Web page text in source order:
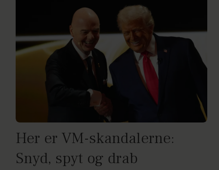
Her er VM-skandalerne:
Snyd, spyt og drab